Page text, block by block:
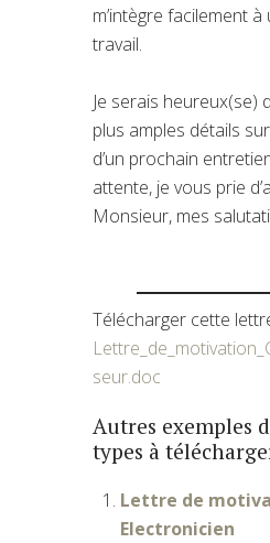
m’intègre facilement
travail.
Je serais heureux(se)
plus amples détails
d’un prochain
attente, je vous prie
Monsieur, mes
Télécharger cette
seur.doc
Autres exemples
types à
Lettre de
Electronicien